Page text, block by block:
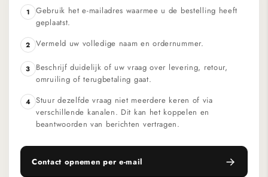
1
Gebruik het e-mailadres waarmee u de bestelling heeft
geplaatst.
2 Vermeld uw volledige naam en ordernummer.
3
Beschrijf duidelijk of uw vraag over levering, retour,
omruiling of terugbetaling gaat.
4 Stuur dezelfde vraag niet meerdere keren of via
verschillende kanalen. Dit kan het koppelen en
beantwoorden van berichten vertragen.
Contact opnemen per e-mail